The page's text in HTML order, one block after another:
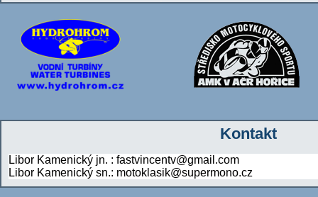
Kontakt
Libor Kamenický jn. : fastvincentv@gmail.com
Libor Kamenický sn.: motoklasik@supermono.cz